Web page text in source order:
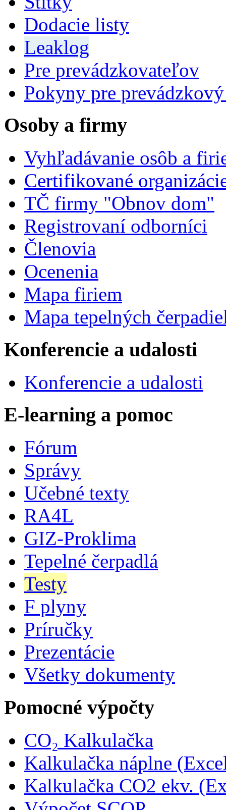
Dodacie listy
Leaklog
Pre prevádzkovateľov
Pokyny pre
Osoby a firmy
Vyhľadávanie osôb a
Certifikované
TČ firmy "Obnov dom"
Registrovaní odborníci
Členovia
Ocenenia
Mapa firiem
Mapa tepelných
Konferencie a udalosti
Konferencie a udalosti
E-learning a pomoc
Fórum
Správy
Učebné texty
RA4L
GIZ-Proklima
Tepelné čerpadlá
Testy
F plyny
Príručky
Prezentácie
Všetky dokumenty
Pomocné výpočty
CO₂ Kalkulačka
Kalkulačka náplne
Kalkulačka CO2 ekv.